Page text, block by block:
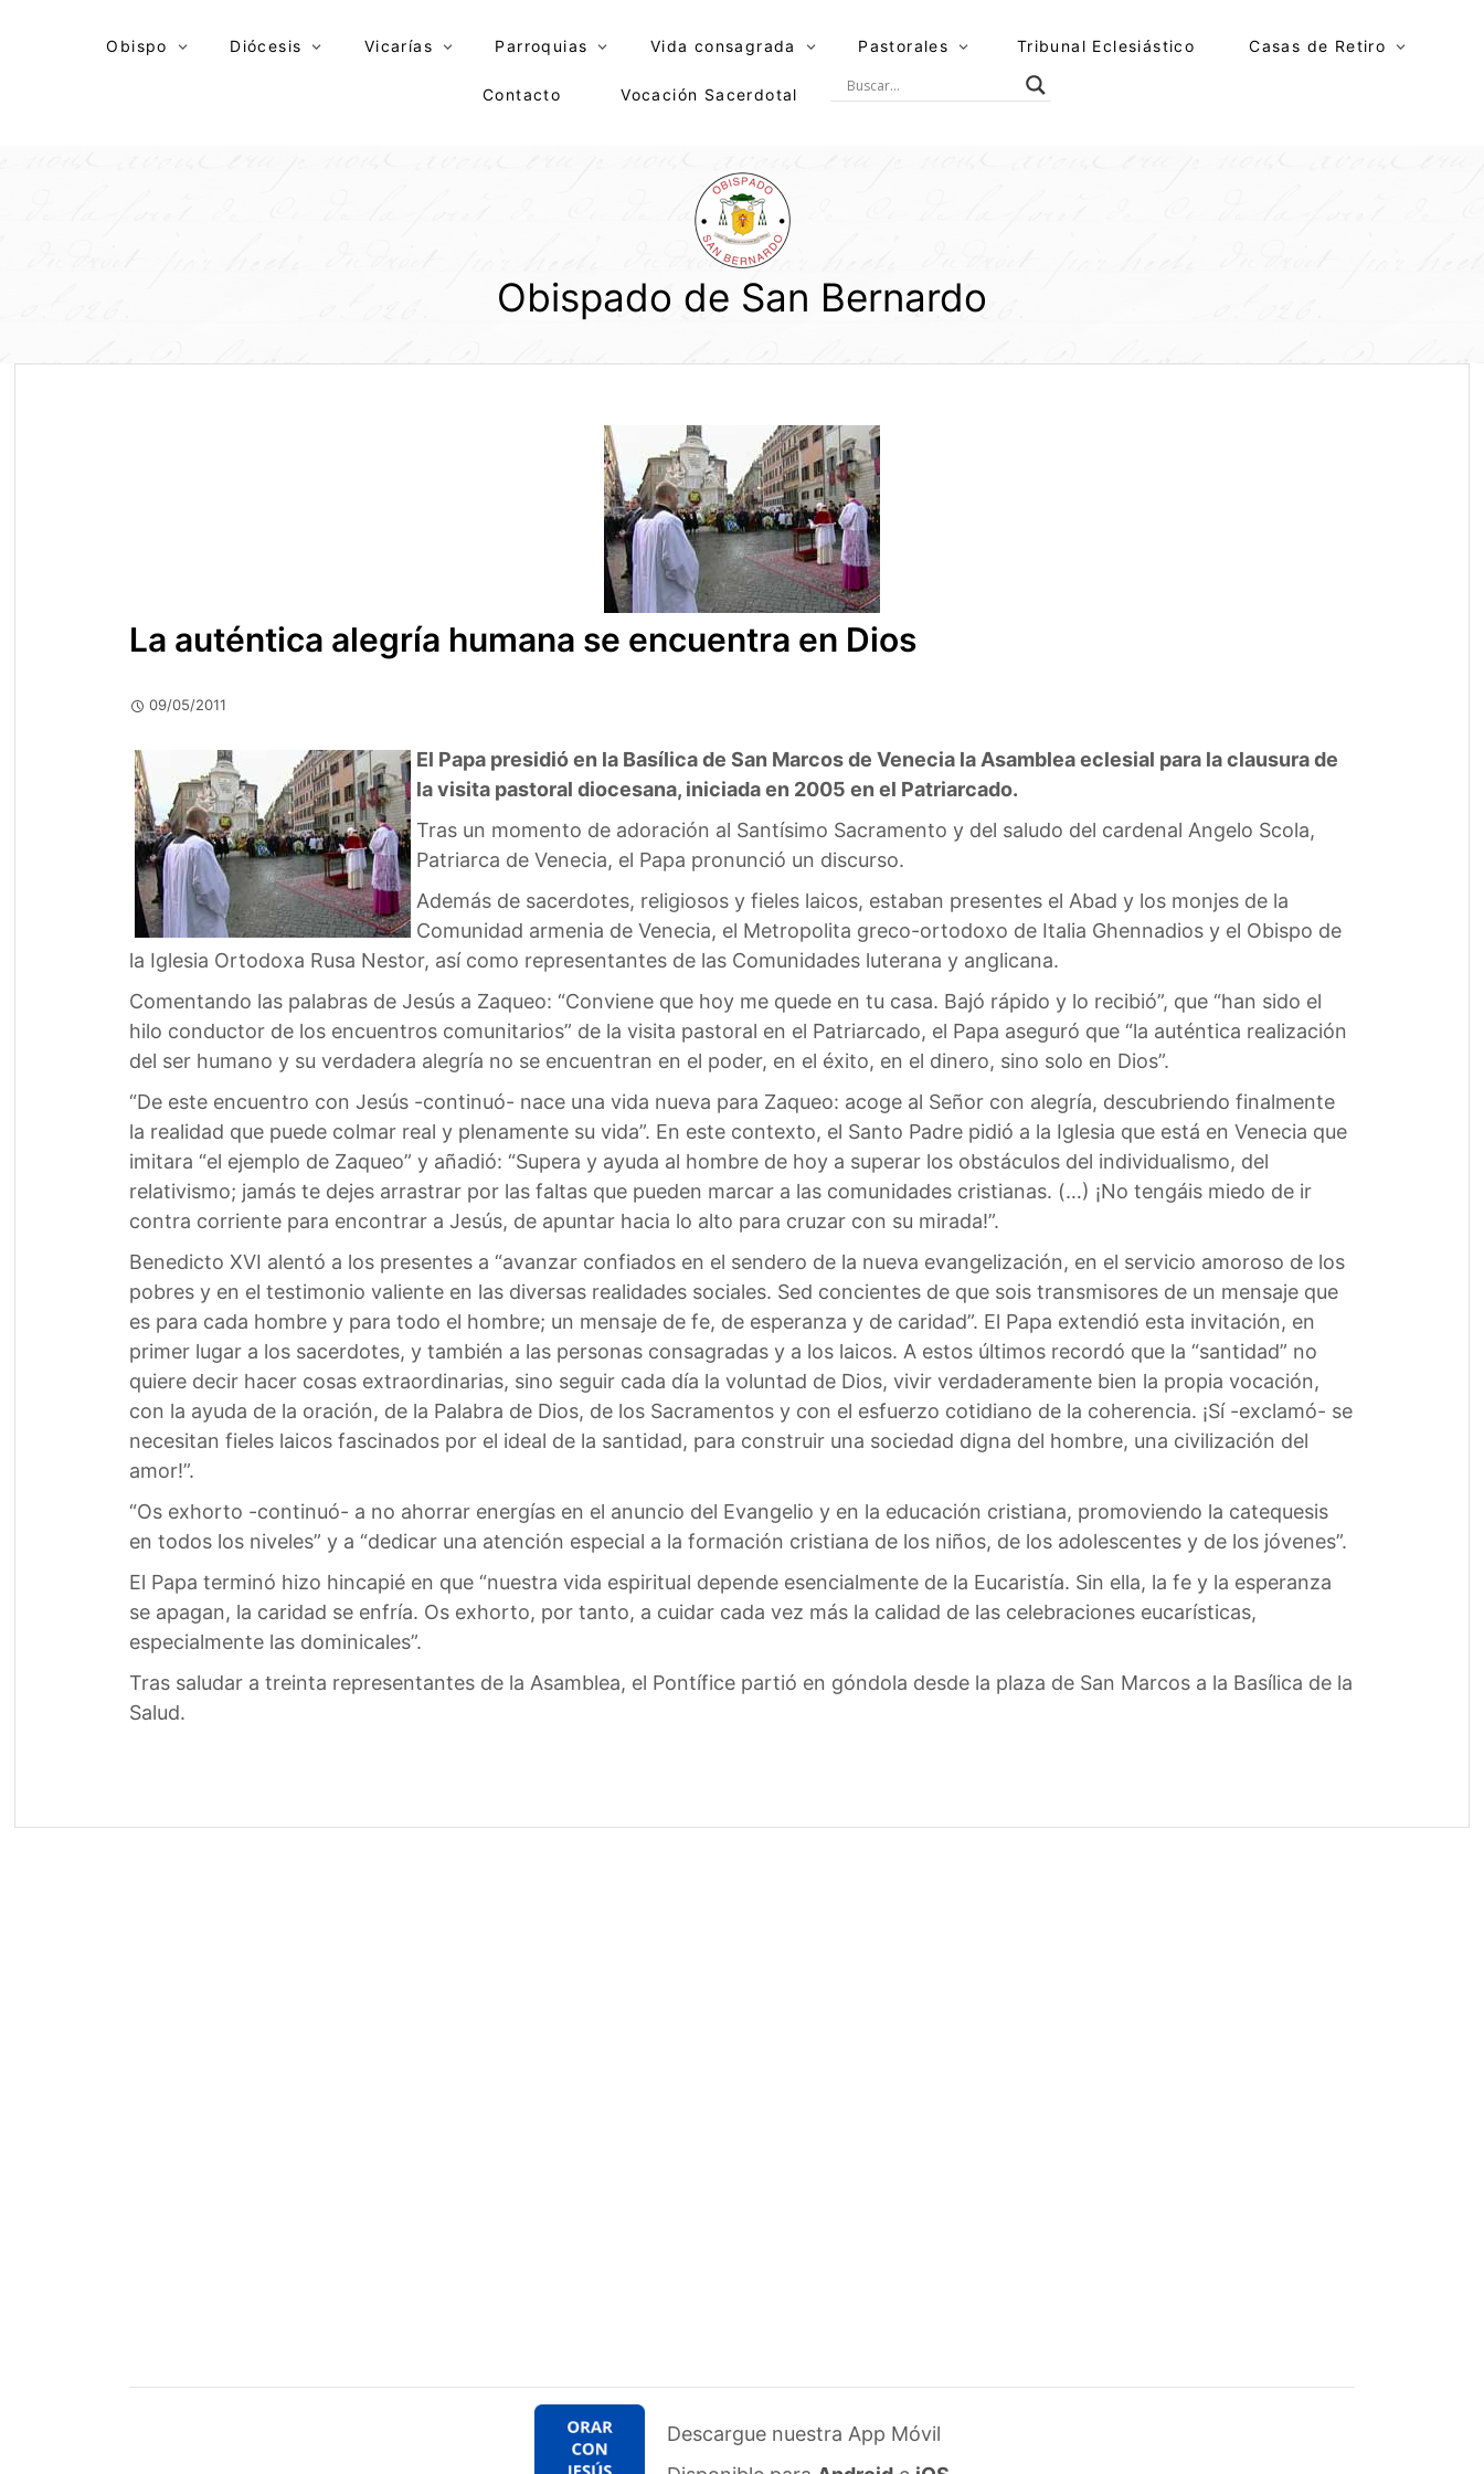
Obispo Diócesis Vicarías Parroquias Vida consagrada Pastorales Tribunal Eclesiástico Casas de Retiro
Contacto Vocación Sacerdotal
Obispado de San Bernardo
La auténtica alegría humana se encuentra en Dios
09/05/2011
El Papa presidió en la Basílica de San Marcos de Venecia la Asamblea eclesial para la clausura de
la visita pastoral diocesana, iniciada en 2005 en el Patriarcado.
Tras un momento de adoración al Santísimo Sacramento y del saludo del cardenal Angelo Scola,
Patriarca de Venecia, el Papa pronunció un discurso.
Además de sacerdotes, religiosos y fieles laicos, estaban presentes el Abad y los monjes de la
Comunidad armenia de Venecia, el Metropolita greco-ortodoxo de Italia Ghennadios y el Obispo de
la Iglesia Ortodoxa Rusa Nestor, así como representantes de las Comunidades luterana y anglicana.
Comentando las palabras de Jesús a Zaqueo: “Conviene que hoy me quede en tu casa. Bajó rápido y lo recibió”, que “han sido el
hilo conductor de los encuentros comunitarios” de la visita pastoral en el Patriarcado, el Papa aseguró que “la auténtica realización
del ser humano y su verdadera alegría no se encuentran en el poder, en el éxito, en el dinero, sino solo en Dios”.
“De este encuentro con Jesús -continuó- nace una vida nueva para Zaqueo: acoge al Señor con alegría, descubriendo finalmente
la realidad que puede colmar real y plenamente su vida”. En este contexto, el Santo Padre pidió a la Iglesia que está en Venecia que
imitara “el ejemplo de Zaqueo” y añadió: “Supera y ayuda al hombre de hoy a superar los obstáculos del individualismo, del
relativismo; jamás te dejes arrastrar por las faltas que pueden marcar a las comunidades cristianas. (…) ¡No tengáis miedo de ir
contra corriente para encontrar a Jesús, de apuntar hacia lo alto para cruzar con su mirada!”.
Benedicto XVI alentó a los presentes a “avanzar confiados en el sendero de la nueva evangelización, en el servicio amoroso de los
pobres y en el testimonio valiente en las diversas realidades sociales. Sed concientes de que sois transmisores de un mensaje que
es para cada hombre y para todo el hombre; un mensaje de fe, de esperanza y de caridad”. El Papa extendió esta invitación, en
primer lugar a los sacerdotes, y también a las personas consagradas y a los laicos. A estos últimos recordó que la “santidad” no
quiere decir hacer cosas extraordinarias, sino seguir cada día la voluntad de Dios, vivir verdaderamente bien la propia vocación,
con la ayuda de la oración, de la Palabra de Dios, de los Sacramentos y con el esfuerzo cotidiano de la coherencia. ¡Sí -exclamó- se
necesitan fieles laicos fascinados por el ideal de la santidad, para construir una sociedad digna del hombre, una civilización del
amor!”.
“Os exhorto -continuó- a no ahorrar energías en el anuncio del Evangelio y en la educación cristiana, promoviendo la catequesis
en todos los niveles” y a “dedicar una atención especial a la formación cristiana de los niños, de los adolescentes y de los jóvenes”.
El Papa terminó hizo hincapié en que “nuestra vida espiritual depende esencialmente de la Eucaristía. Sin ella, la fe y la esperanza
se apagan, la caridad se enfría. Os exhorto, por tanto, a cuidar cada vez más la calidad de las celebraciones eucarísticas,
especialmente las dominicales”.
Tras saludar a treinta representantes de la Asamblea, el Pontífice partió en góndola desde la plaza de San Marcos a la Basílica de la
Salud.
Descargue nuestra App Móvil